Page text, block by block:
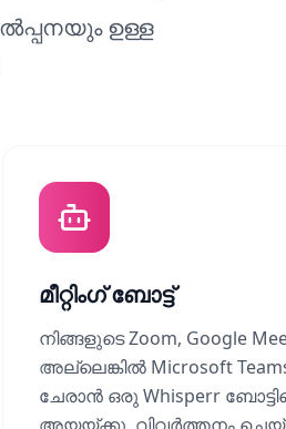
ഉള്ള
മീറ്റിംഗ് ബോട്ട്
നിങ്ങളുടെ Zoom, Google
അല്ലെങ്കിൽ Microsoft
ചേരാൻ ഒരു Whisperr